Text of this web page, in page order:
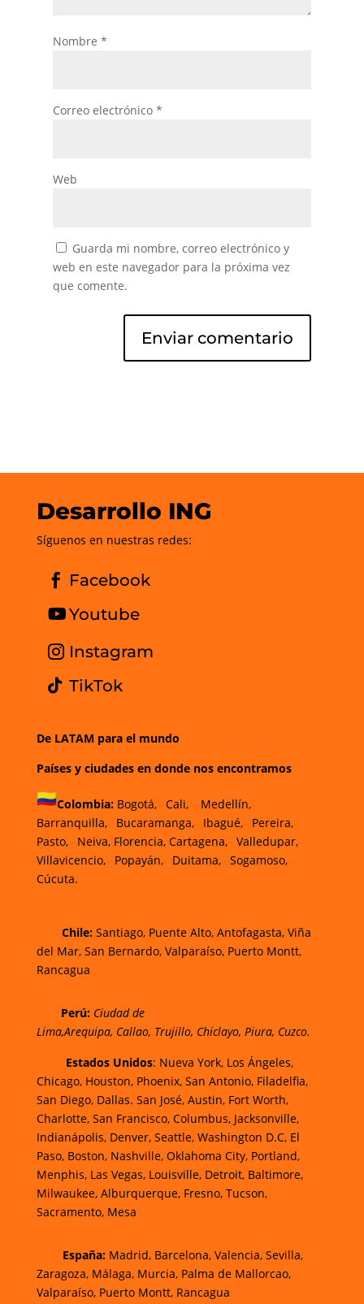
Nombre *
Correo electrónico *
Web
Guarda mi nombre, correo electrónico y
web en este navegador para la próxima vez
que comente.
Desarrollo ING
Síguenos en nuestras redes:
Facebook
Youtube
Instagram
TikTok
De LATAM para el mundo
Países y ciudades en donde nos encontramos
Colombia: Bogotá,– Cali, Medellín,–
Barranquilla,– Bucaramanga,– Ibagué,– Pereira,–
Pasto,– Neiva, Florencia, Cartagena,– Valledupar,–
Villavicencio,– Popayán,– Duitama,– Sogamoso,–
Cúcuta.
Chile: Santiago, Puente Alto, Antofagasta,Viña
del Mar, San Bernardo, Valparaíso, Puerto Montt,
Rancagua
Perú: Ciudad de
Lima,Arequipa, Callao, Trujillo, Chiclayo, Piura, Cuzco.
Estados Unidos: Nueva York, Los Ángeles,
Chicago, Houston, Phoenix, San Antonio, Filadelfia,
San Diego, Dallas. San José, Austin, Fort Worth,
Charlotte, San Francisco, Columbus, Jacksonville,
Indianápolis, Denver, Seattle, Washington D.C, El
Paso, Boston, Nashville, Oklahoma City, Portland,
Menphis, Las Vegas, Louisville, Detroit, Baltimore,
Milwaukee, Alburquerque, Fresno, Tucson,
Sacramento, Mesa
España:Madrid, Barcelona, Valencia, Sevilla,
Zaragoza, Málaga, Murcia, Palma de Mallorcao,
Valparaíso, Puerto Montt, Rancagua